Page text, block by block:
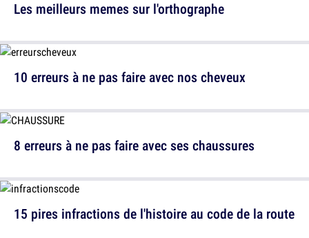
10 erreurs à ne pas faire avec nos cheveux
15 pires infractions de l'histoire au code de la route
Les meilleurs memes sur l'orthographe
8 erreurs à ne pas faire avec ses chaussures